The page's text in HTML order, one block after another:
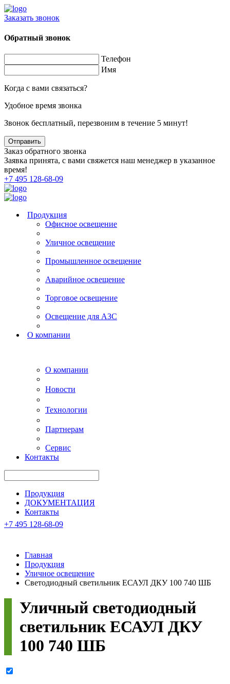
Заказать звонок
Обратный звонок
Телефон
Имя
Когда с вами связаться?
Удобное время звонка
Звонок бесплатный, перезвоним в течение 5 минут!
Заказ обратного звонка
Заявка принята, с вами свяжется наш менеджер в указанное
время!
+7 495 128-68-09
Продукция
Офисное освещение
Уличное освещение
Промышленное освещение
Аварийное освещение
Торговое освещение
Освещение для АЗС
О компании
О компании
Новости
Технологии
Партнерам
Сервис
Контакты
Продукция
ДОКУМЕНТАЦИЯ
Контакты
+7 495 128-68-09
Главная
Продукция
Уличное освещение
Светодиодный светильник ЕСАУЛ ДКУ 100 740 ШБ
Уличный светодиодный
светильник ЕСАУЛ ДКУ
100 740 ШБ